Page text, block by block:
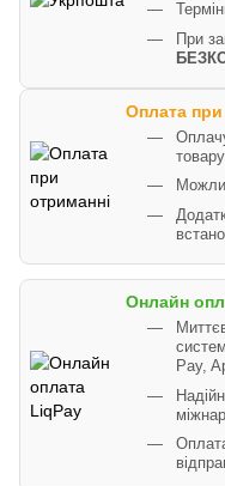
При
Оплата при
Онлайн
Pay,